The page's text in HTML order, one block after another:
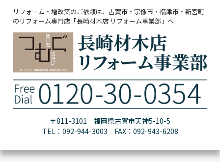
リフォーム・増改築のご依頼は、古賀市・宗像市・福津市・新宮町
のリフォーム専門店「長崎材木店 リフォーム事業部」へ
〒811-3101 福岡県古賀市天神5-10-5
TEL：092-944-3003 FAX：092-943-6208